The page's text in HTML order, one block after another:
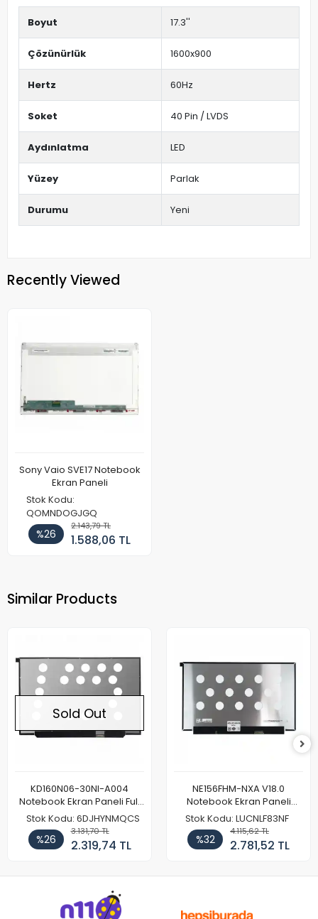
Boyut 17.3''
Çözünürlük 1600x900
Hertz 60Hz
Soket 40 Pin / LVDS
Aydınlatma LED
Yüzey Parlak
Durumu Yeni
Recently Viewed
Sony Vaio SVE17 Notebook
Ekran Paneli
Stok Kodu:
QOMNDOGJGQ
%26
2.143,79 TL
1.588,06 TL
Similar Products
Sold Out
KD160N06-30NI-A004
Notebook Ekran Paneli Full
HD
Stok Kodu: 6DJHYNMQCS
%26
3.131,70 TL
2.319,74 TL
NE156FHM-NXA V18.0
Notebook Ekran Paneli
144Hz
Stok Kodu: LUCNLF83NF
%32
4.115,62 TL
2.781,52 TL